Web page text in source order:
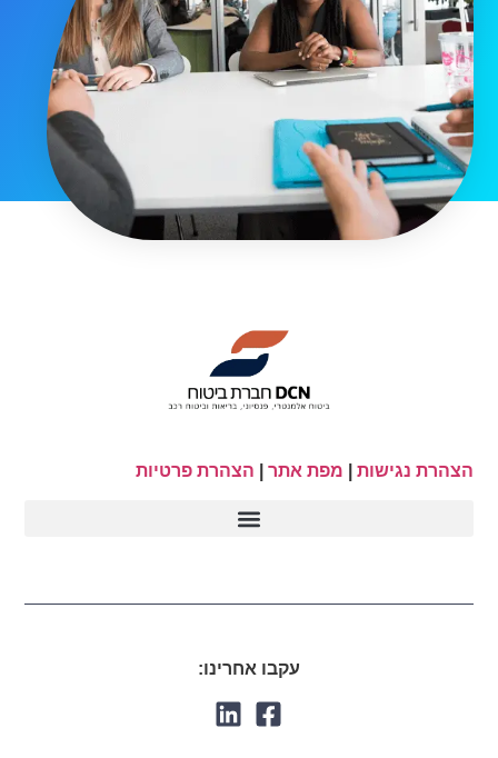
הצהרת נגישות| מפת אתר| הצהרת פרטיות
עקבו אחרינו: